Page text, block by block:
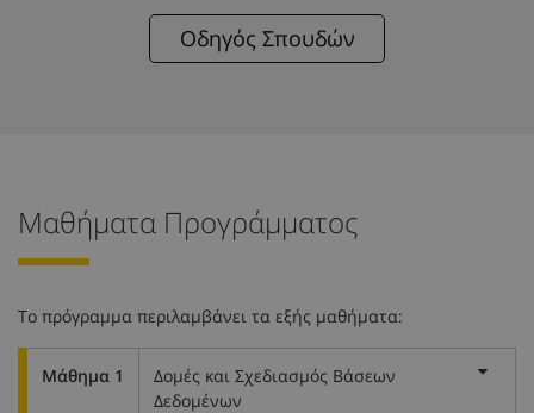
Οδηγός Σπουδών
Μαθήματα Προγράμματος
Το πρόγραμμα περιλαμβάνει τα εξής μαθήματα:
Μάθημα 1
Δομές και Σχεδιασμός Βάσεων
Δεδομένων